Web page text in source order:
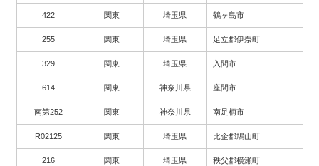
422 関東 埼玉県 鶴ヶ島市
255 関東 埼玉県 足立郡伊奈町
329 関東 埼玉県 入間市
614 関東 神奈川県 座間市
南第252 関東 神奈川県 南足柄市
R02125 関東 埼玉県 比企郡鳩山町
216 関東 埼玉県 秩父郡横瀬町